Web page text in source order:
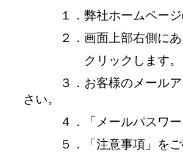
１．弊社ホームペー
２．画面上部右側にある
クリックします。
３．お客様のメールアカ
さい。
４．「メールパスワー
５．「注意事項」をご確